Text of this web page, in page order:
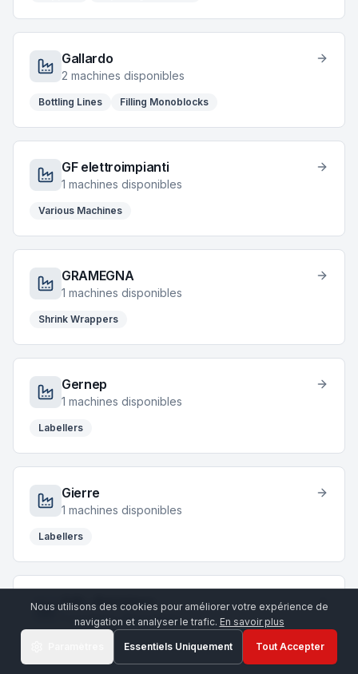
Nous utilisons des cookies pour améliorer votre expérience de
navigation et analyser le trafic. En savoir plus
Essentiels Uniquement Tout Accepter
Gallardo
2 machines disponibles
Bottling Lines Filling Monoblocks
GF elettroimpianti
1 machines disponibles
Various Machines
GRAMEGNA
1 machines disponibles
Shrink Wrappers
Gernep
1 machines disponibles
Labellers
Gierre
1 machines disponibles
Labellers
GAI – Bertolaso
machines disponibles